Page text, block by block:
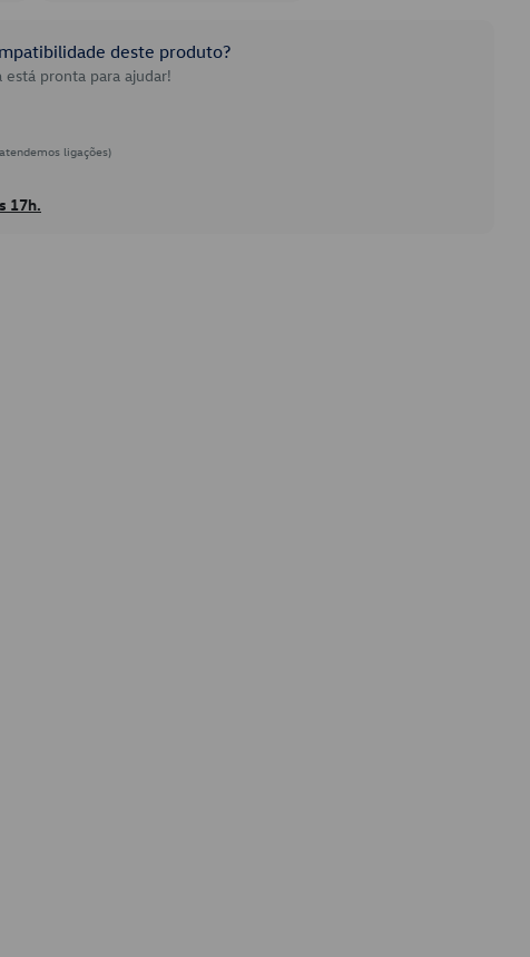
deste produto?
está pronta para ajudar!
ligações)
17h.